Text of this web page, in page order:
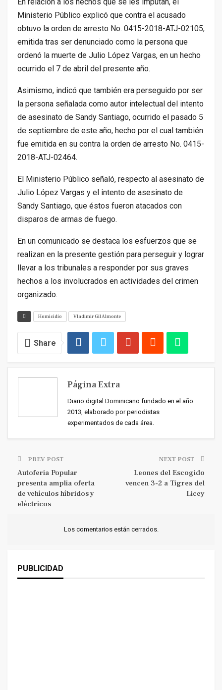
Ministerio Público explicó que contra el acusado
obtuvo la orden de arresto No. 0415-2018-ATJ-02105,
emitida tras ser denunciado como la persona que
ordenó la muerte de Julio López Vargas, en un hecho
ocurrido el 7 de abril del presente año.
Asimismo, indicó que también era perseguido por ser
la persona señalada como autor intelectual del intento
de asesinato de Sandy Santiago, ocurrido el pasado 5
de septiembre de este año, hecho por el cual también
fue emitida en su contra la orden de arresto No. 0415-
2018-ATJ-02464.
El Ministerio Público señaló, respecto al asesinato de
Julio López Vargas y el intento de asesinato de
Sandy Santiago, que éstos fueron atacados con
disparos de armas de fuego.
En un comunicado se destaca los esfuerzos que se
realizan en la presente gestión para perseguir y lograr
llevar a los tribunales a responder por sus graves
hechos a los involucrados en actividades del crimen
organizado.
Homicidio Vladimir Gil Almonte
Share
Página Extra
Diario digital Dominicano fundado en el año
2013, elaborado por periodistas
experimentados de cada área.
PREV POST
Autoferia Popular
presenta amplia oferta
de vehículos híbridos y
eléctricos
NEXT POST
Leones del Escogido
vencen 3-2 a Tigres del
Licey
Los comentarios están cerrados.
PUBLICIDAD